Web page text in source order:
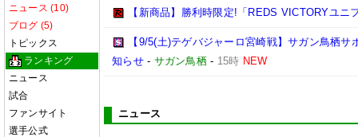
ニュース (10)
ブログ (5)
トピックス
ランキング
ニュース
試合
ファンサイト
選手公式
【新商品】勝利時限定!「REDS VICTORYユニ
【9/5(土)テゲバジャーロ宮崎戦】サガン鳥栖
知らせ- サガン鳥栖- 15時 NEW
ニュース